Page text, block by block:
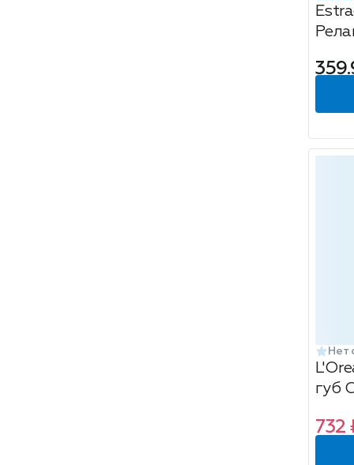
Нет
губ
732